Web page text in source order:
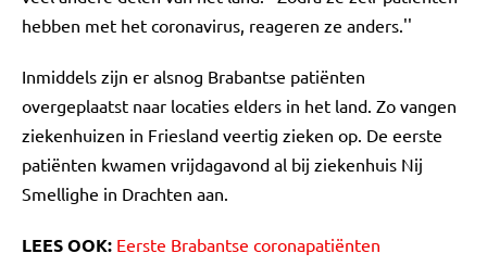
hebben met het coronavirus, reageren ze anders.''
Inmiddels zijn er alsnog Brabantse patiënten
overgeplaatst naar locaties elders in het land. Zo vangen
ziekenhuizen in Friesland veertig zieken op. De eerste
patiënten kwamen vrijdagavond al bij ziekenhuis Nij
Smellighe in Drachten aan.
LEES OOK: Eerste Brabantse coronapatiënten